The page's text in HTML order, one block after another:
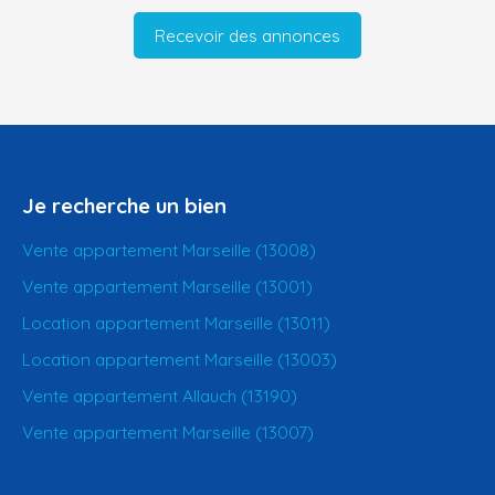
Recevoir des annonces
Je recherche un bien
Vente appartement Marseille (13008)
Vente appartement Marseille (13001)
Location appartement Marseille (13011)
Location appartement Marseille (13003)
Vente appartement Allauch (13190)
Vente appartement Marseille (13007)